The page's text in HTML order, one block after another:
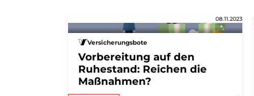
08.11.2023
Versicherungsbote
Vorbereitung auf den
Ruhestand: Reichen die
Maßnahmen?